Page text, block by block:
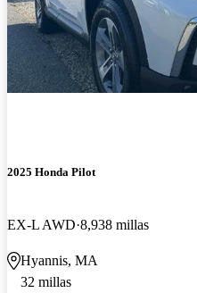
2025 Honda Pilot
EX-L AWD 8,938 millas
Hyannis, MA
32 millas